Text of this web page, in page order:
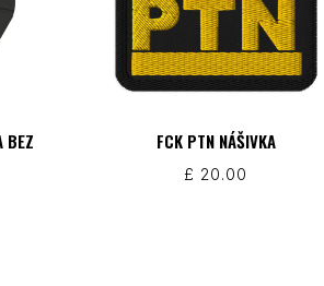
BEZ
FCK PTN NÁŠIVKA
£ 20.00